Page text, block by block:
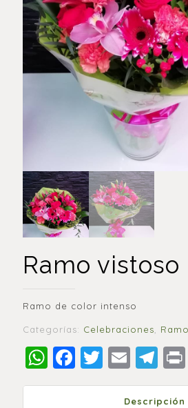
Ramo vistoso
Ramo de color intenso
Categorías: Celebraciones
WhatsApp
Facebook
Twitter
Email
Descripción